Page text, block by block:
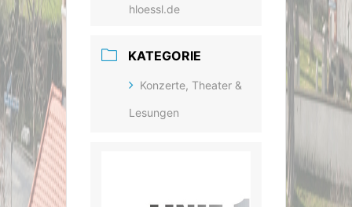
hloessl.de
KATEGORIE
Konzerte, Theater &
Lesungen